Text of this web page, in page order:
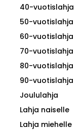
40-vuotislahja
50-vuotislahja
60-vuotislahja
70-vuotislahja
80-vuotislahja
90-vuotislahja
Joululahja
Lahja naiselle
Lahja miehelle